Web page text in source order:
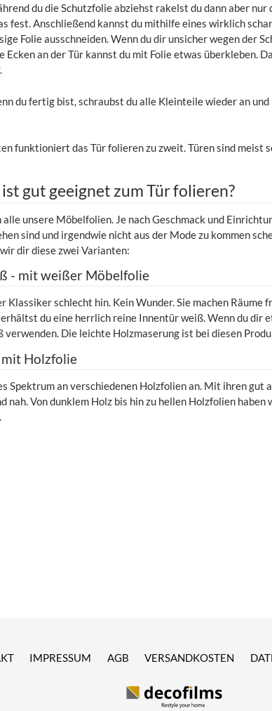
du die Schutzfolie abziehst rakelst du dann aber
fest. Anschließend kannst du mithilfe eines wirklich
Folie ausschneiden. Wenn du dir unsicher wegen der
Ecken an der Tür kannst du mit Folie etwas überkleben.
du fertig bist, schraubst du alle Kleinteile wieder an und
funktioniert das Tür folieren zu zweit. Türen sind meist
gut geeignet zum Tür folieren?
unsere Möbelfolien. Je nach Geschmack und
sind und irgendwie nicht aus der Mode zu kommen
dir diese zwei Varianten:
- mit weißer Möbelfolie
Klassiker schlecht hin. Kein Wunder. Sie machen
du eine herrlich reine Innentür weiß. Wenn du dir
verwenden. Die leichte Holzmaserung ist bei diesen
Holzfolie
Spektrum an verschiedenen Holzfolien an. Mit ihren
nah. Von dunklem Holz bis hin zu hellen Holzfolien
IMPRESSUM AGB VERSANDKOSTEN